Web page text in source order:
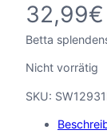
32,99€
Betta
Nicht vorrätig
SKU: SW12931